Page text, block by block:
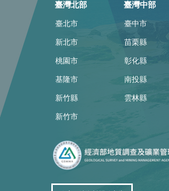
臺灣北部
臺北市
新北市
桃園市
基隆市
新竹縣
新竹市
臺灣中部
臺中市
苗栗縣
彰化縣
南投縣
雲林縣